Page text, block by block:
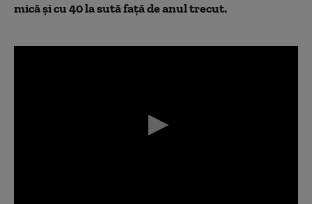
mică și cu 40 la sută față de anul trecut.